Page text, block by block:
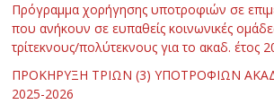
Πρόγραμμα χορήγησης υποτροφιών σε
που ανήκουν σε ευπαθείς κοινωνικές
τρίτεκνους/πολύτεκνους για το ακαδ. έτος
ΠΡΟΚΗΡΥΞΗ ΤΡΙΩΝ (3) ΥΠΟΤΡΟΦΙΩΝ
2025-2026